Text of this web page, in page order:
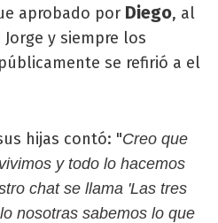
aprobado por Diego, al
y siempre los
se refirió a el
hijas contó: "Creo que
y todo lo hacemos
chat se llama 'Las tres
nosotras sabemos lo que